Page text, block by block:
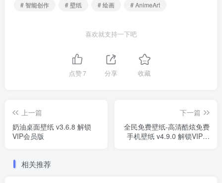
# 智能创作
# 壁纸 # 绘画 # AnimeArt
喜欢就支持一下吧
点赞7 分享 收藏
上一篇
奶油桌面壁纸 v3.6.8 解锁
VIP会员版
下一篇
全民免费壁纸-高清酷炫免费
手机壁纸 v4.9.0 解锁VIP会
相关推荐